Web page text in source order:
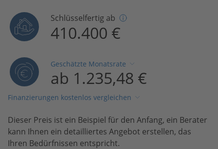
Schlüsselfertig ab
410.400 €
Geschätzte Monatsrate
ab 1.235,48 €
Finanzierungen kostenlos vergleichen
Dieser Preis ist ein Beispiel für den Anfang, ein Berater
kann Ihnen ein detailliertes Angebot erstellen, das
Ihren Bedürfnissen entspricht.